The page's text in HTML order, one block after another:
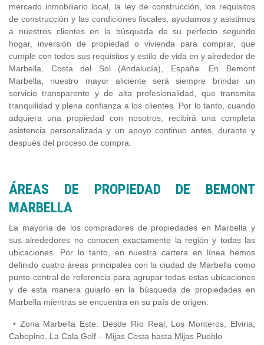
mercado inmobiliario local, la ley de construcción, los requisitos
de construcción y las condiciones fiscales, ayudamos y asistimos
a nuestros clientes en la búsqueda de su perfecto segundo
hogar, inversión de propiedad o vivienda para comprar, que
cumple con todos sus requisitos y estilo de vida en y alrededor de
Marbella, Costa del Sol (Andalucía), España. En Bemont
Marbella, nuestro mayor aliciente será siempre brindar un
servicio transparente y de alta profesionalidad, que transmita
tranquilidad y plena confianza a los clientes. Por lo tanto, cuando
adquiera una propiedad con nosotros, recibirá una completa
asistencia personalizada y un apoyo continuo antes, durante y
después del proceso de compra.
ÁREAS DE PROPIEDAD DE BEMONT
MARBELLA
La mayoría de los compradores de propiedades en Marbella y
sus alrededores no conocen exactamente la región y todas las
ubicaciones. Por lo tanto, en nuestra cartera en línea hemos
definido cuatro áreas principales con la ciudad de Marbella como
punto central de referencia para agrupar todas estas ubicaciones
y de esta manera guiarlo en la búsqueda de propiedades en
Marbella mientras se encuentra en su país de origen:
• Zona Marbella Este: Desde Río Real, Los Monteros, Elviria,
Cabopino, La Cala Golf – Mijas Costa hasta Mijas Pueblo